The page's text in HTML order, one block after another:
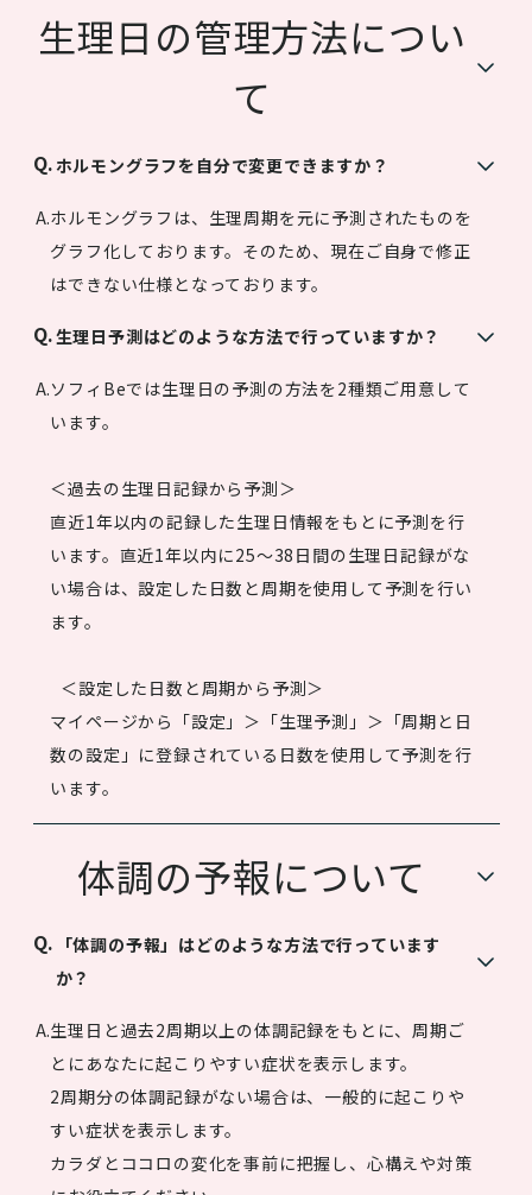
生理日の管理方法につい
て
ホルモングラフを自分で変更できますか？
ホルモングラフは、生理周期を元に予測されたものを
グラフ化しております。そのため、現在ご自身で修正
はできない仕様となっております。
生理日予測はどのような方法で行っていますか？
ソフィBeでは生理日の予測の方法を2種類ご用意して
います。
＜過去の生理日記録から予測＞
直近1年以内の記録した生理日情報をもとに予測を行
います。直近1年以内に25〜38日間の生理日記録がな
い場合は、設定した日数と周期を使用して予測を行い
ます。
＜設定した日数と周期から予測＞
マイページから「設定」＞「生理予測」＞「周期と日
数の設定」に登録されている日数を使用して予測を行
います。
体調の予報について
「体調の予報」はどのような方法で行っています
か？
生理日と過去2周期以上の体調記録をもとに、周期ご
とにあなたに起こりやすい症状を表示します。
2周期分の体調記録がない場合は、一般的に起こりや
すい症状を表示します。
カラダとココロの変化を事前に把握し、心構えや対策